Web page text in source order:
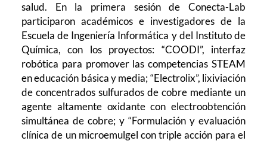
salud. En la primera sesión de Conecta-Lab
participaron académicos e investigadores de la
Escuela de Ingeniería Informática y del Instituto de
Química, con los proyectos: “COODI”, interfaz
robótica para promover las competencias STEAM
en educación básica y media; “Electrolix”, lixiviación
de concentrados sulfurados de cobre mediante un
agente altamente oxidante con electroobtención
simultánea de cobre; y “Formulación y evaluación
clínica de un microemulgel con triple acción para el